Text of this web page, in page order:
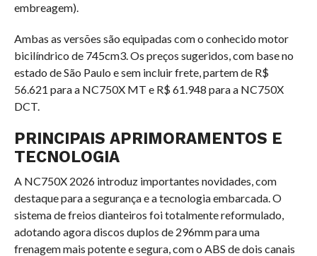
embreagem).
Ambas as versões são equipadas com o conhecido motor
bicilíndrico de 745cm3. Os preços sugeridos, com base no
estado de São Paulo e sem incluir frete, partem de R$
56.621 para a NC750X MT e R$ 61.948 para a NC750X
DCT.
PRINCIPAIS APRIMORAMENTOS E
TECNOLOGIA
A NC750X 2026 introduz importantes novidades, com
destaque para a segurança e a tecnologia embarcada. O
sistema de freios dianteiros foi totalmente reformulado,
adotando agora discos duplos de 296mmpara uma
frenagem mais potente e segura, com o ABS de dois canais